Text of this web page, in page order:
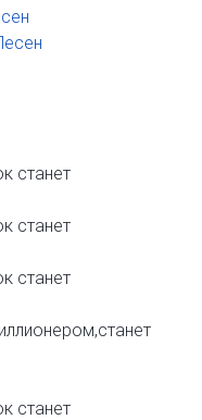
станет
станет
станет
станет